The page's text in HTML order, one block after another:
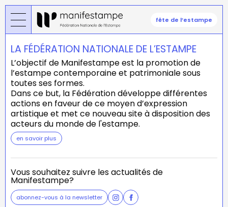
Skip
to
main
content
fête de l’estampe
LA FÉDÉRATION NATIONALE DE L’ESTAMPE
L’objectif de Manifestampe est la promotion de
l’estampe contemporaine et patrimoniale sous
toutes ses formes.
Dans ce but, la Fédération développe différentes
actions en faveur de ce moyen d’expression
artistique et met ce nouveau site à disposition des
acteurs du monde de l'estampe.
en savoir plus
Vous souhaitez suivre les actualités de
Manifestampe?
abonnez-vous à la newsletter